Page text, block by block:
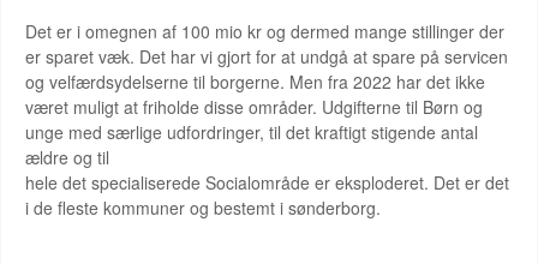
Det er i omegnen af 100 mio kr og dermed mange stillinger der
er sparet væk. Det har vi gjort for at undgå at spare på servicen
og velfærdsydelserne til borgerne. Men fra 2022 har det ikke
været muligt at friholde disse områder. Udgifterne til Børn og
unge med særlige udfordringer, til det kraftigt stigende antal
ældre og til
hele det specialiserede Socialområde er eksploderet. Det er det
i de fleste kommuner og bestemt i sønderborg.